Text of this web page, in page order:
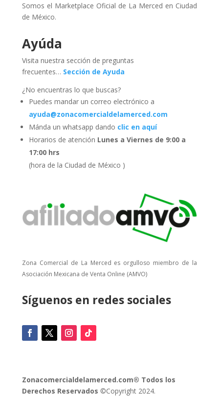
Somos el Marketplace Oficial de La Merced en Ciudad
de México.
Ayúda
Visita nuestra sección de preguntas
frecuentes… Sección de Ayuda
¿No encuentras lo que buscas?
Puedes mandar un correo electrónico a
ayuda@zonacomercialdelamerced.com
Mánda un whatsapp dando clic en aquí
Horarios de atención Lunes a Viernes de 9:00 a
17:00 hrs
(hora de la Ciudad de México )
Zona Comercial de La Merced es orgulloso miembro de la
Asociación Mexicana de Venta Online (AMVO)
Síguenos en redes sociales
Zonacomercialdelamerced.com® Todos los
Derechos Reservados ©Copyright 2024.